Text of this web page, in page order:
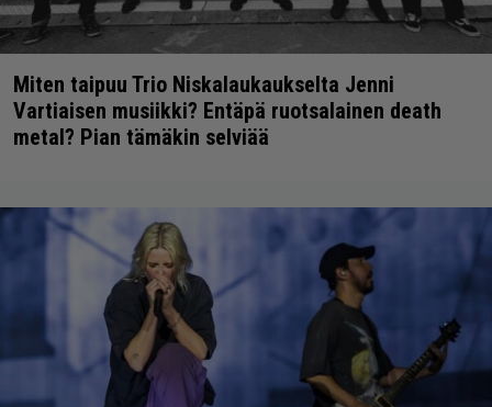
Miten taipuu Trio Niskalaukaukselta Jenni
Vartiaisen musiikki? Entäpä ruotsalainen death
metal? Pian tämäkin selviää